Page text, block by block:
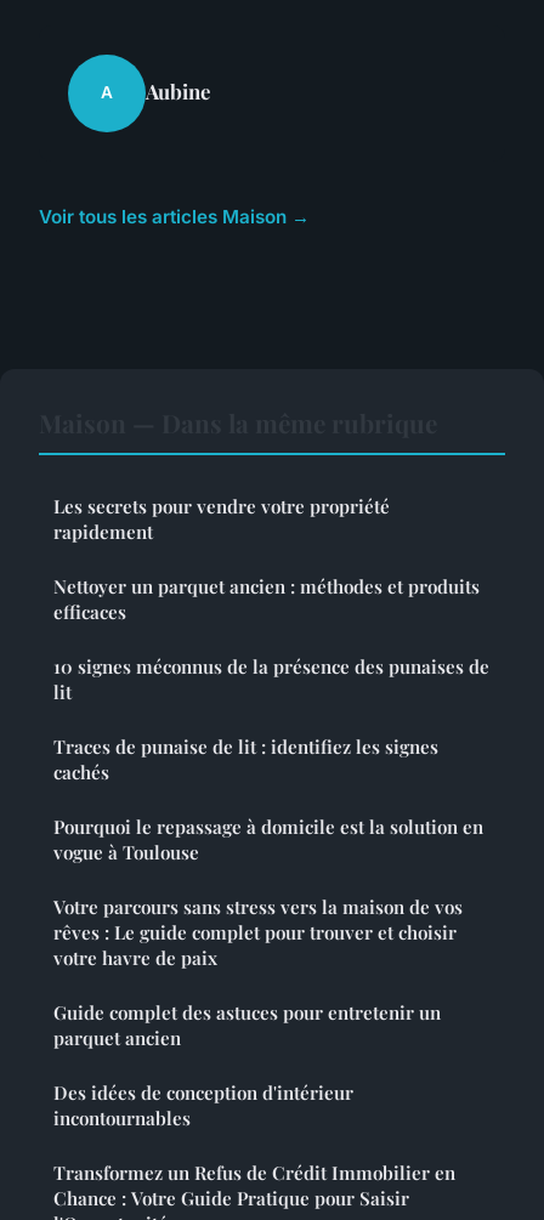
A Aubine
Voir tous les articles Maison →
Les secrets pour vendre votre propriété
rapidement
Nettoyer un parquet ancien : méthodes et produits
efficaces
10 signes méconnus de la présence des punaises de
lit
Traces de punaise de lit : identifiez les signes
cachés
Pourquoi le repassage à domicile est la solution en
vogue à Toulouse
Votre parcours sans stress vers la maison de vos
rêves : Le guide complet pour trouver et choisir
votre havre de paix
Guide complet des astuces pour entretenir un
parquet ancien
Des idées de conception d'intérieur
incontournables
Transformez un Refus de Crédit Immobilier en
Chance : Votre Guide Pratique pour Saisir